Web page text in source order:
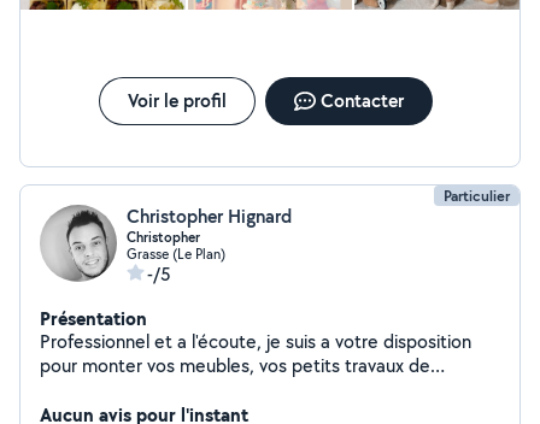
Voir le profil Contacter
Particulier
Christopher Hignard
Christopher
Grasse (Le Plan)
-/5
Présentation
Professionnel et a l'écoute, je suis a votre disposition
pour monter vos meubles, vos petits travaux de
N'hésitez pas à me contacter.
Aucun avis pour l'instant